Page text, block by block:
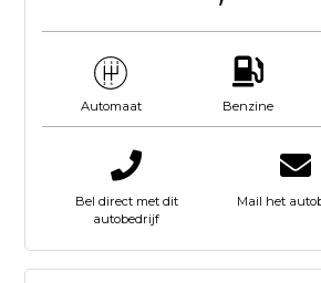
Automaat Benzine
Bel direct met dit
autobedrijf
Mail het